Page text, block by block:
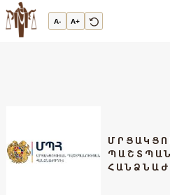
Արդարադատության
Ակադեմիա
A- A+